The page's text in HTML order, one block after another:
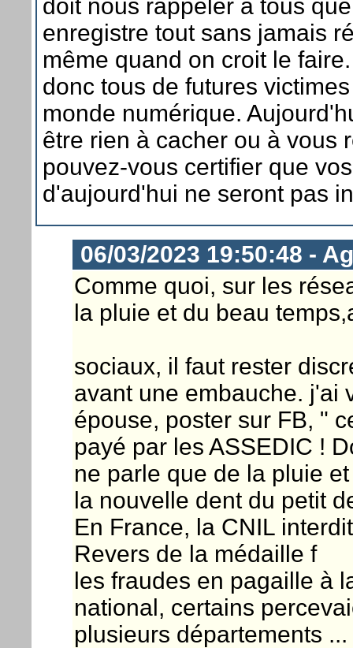
doit nous rappeler à tous
enregistre tout sans jamais
même quand on croit le
donc tous de futures
monde numérique.
être rien à cacher ou à vous
pouvez-vous certifier que
d'aujourd'hui ne seront pas
06/03/2023 19:50:48 -
Comme quoi, sur les
la pluie et du beau
sociaux, il faut rester
avant une embauche. j'ai
épouse, poster sur FB, "
payé par les ASSEDIC !
ne parle que de la pluie
la nouvelle dent du petit
En France, la CNIL
Revers de la médaille f
les fraudes en pagaille à
national, certains
plusieurs départements ...